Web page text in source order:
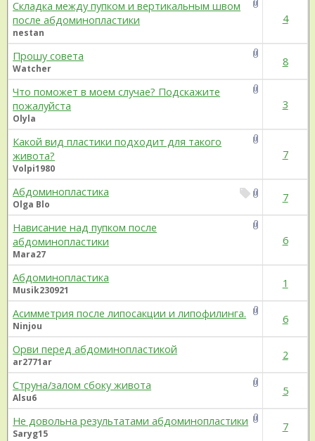
Складка между пупком и вертикальным швом
после абдоминопластики
nestan
4
Прошу совета
Watcher
8
Что поможет в моем случае? Подскажите
пожалуйста
Olyla
3
Какой вид пластики подходит для такого
живота?
Volpi1980
7
Абдоминопластика
Olga Blo
7
Нависание над пупком после
абдоминопластики
Mara27
6
Абдоминопластика
Musik230921
1
Асимметрия после липосакции и липофилинга.
Ninjou
6
Орви перед абдоминопластикой
ar2771ar
2
Струна/залом сбоку живота
Alsu6
5
Не довольна результатами абдоминопластики
Saryg15
7